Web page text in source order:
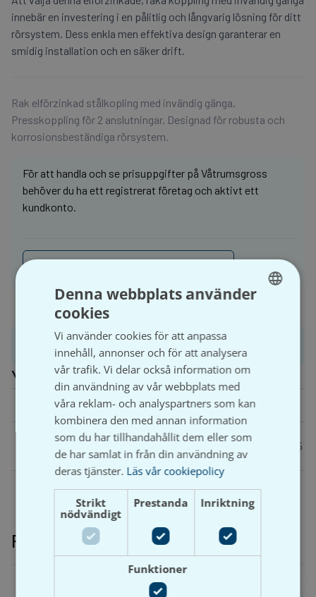
innebär en investering i en pålitlig och långvarig lösning för ditt
rörsystem. Dess enkla men effektiva design garanterar en
smidig installation och en säker drift.
Rak elförzinkad stålkopling med invändig gänga.
Presskoppling för 2 anslutningar. Designad för robusta och
korrosionsbeständiga rörsystem.
För att handla och se prisuppgifter på Våtrumsgross
behöver du ha ett registrerat företag och aktivt ett
kundkonto.
Produktinformation
Ytterligare information
N/A
12 x R10, 15 x R15, 18 x R15, 18 x R20, 22 x R15, 22
x R20, 22 x R25, 28 x R20, 28 x R25, 35 x R25, 35
x R32, 42 x R40, 54 x R50
Relaterade produkter
Denna webbplats använder
cookies
Vi använder cookies för att anpassa
innehåll, annonser och för att analysera
vår trafik. Vi delar också information om
din användning av vår webbplats med
våra reklam- och analyspartners som kan
kombinera den med annan information
som du har tillhandahållit dem eller som
de har samlat in från din användning av
deras tjänster. Läs vår cookiepolicy
Strikt
nödvändigt
Prestanda Inriktning
Funktioner